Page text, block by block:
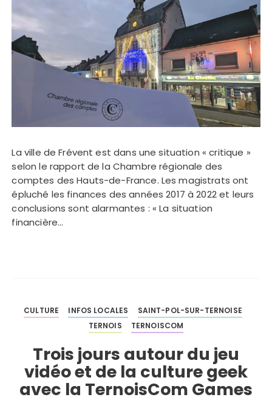
La ville de Frévent est dans une situation « critique »
selon le rapport de la Chambre régionale des
comptes des Hauts-de-France. Les magistrats ont
épluché les finances des années 2017 à 2022 et leurs
conclusions sont alarmantes : « La situation
financière…
CULTURE INFOS LOCALES
SAINT-POL-SUR-TERNOISE
TERNOIS
TERNOISCOM
Trois jours autour du jeu
vidéo et de la culture geek
avec la TernoisCom Games